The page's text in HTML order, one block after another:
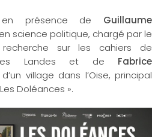
présence de Guillaume
science politique, chargé par le
sur les cahiers de
les Landes et de Fabrice
village dans l’Oise, principal
Doléances ».